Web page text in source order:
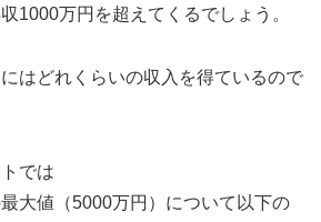
1000万円を超えてくるでしょう。
はどれくらいの収入を得ているので
では
大値（5000万円）について以下の